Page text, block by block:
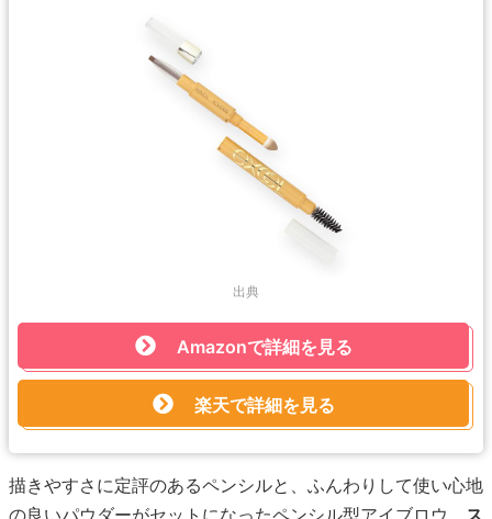
出典
Amazonで詳細を見る
楽天で詳細を見る
描きやすさに定評のあるペンシルと、ふんわりして使い心地